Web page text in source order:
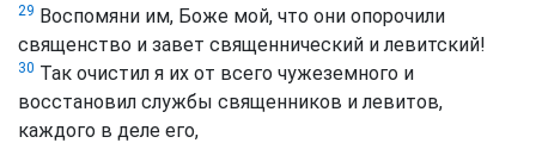
29 Воспомяни им, Боже мой, что они опорочили
священство и завет священнический и левитский!
30 Так очистил я их от всего чужеземного и
восстановил службы священников и левитов,
каждого в деле его,